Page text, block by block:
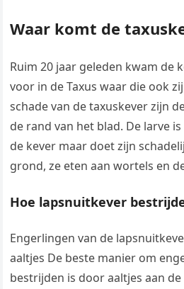
Waar komt de
Ruim 20 jaar geleden kwam de
voor in de Taxus waar die ook
schade van de taxuskever zijn
de rand van het blad. De larve
de kever maar doet zijn
grond, ze eten aan wortels en
Hoe lapsnuitkever
Engerlingen van de
aaltjes De beste manier om
bestrijden is door aaltjes aan